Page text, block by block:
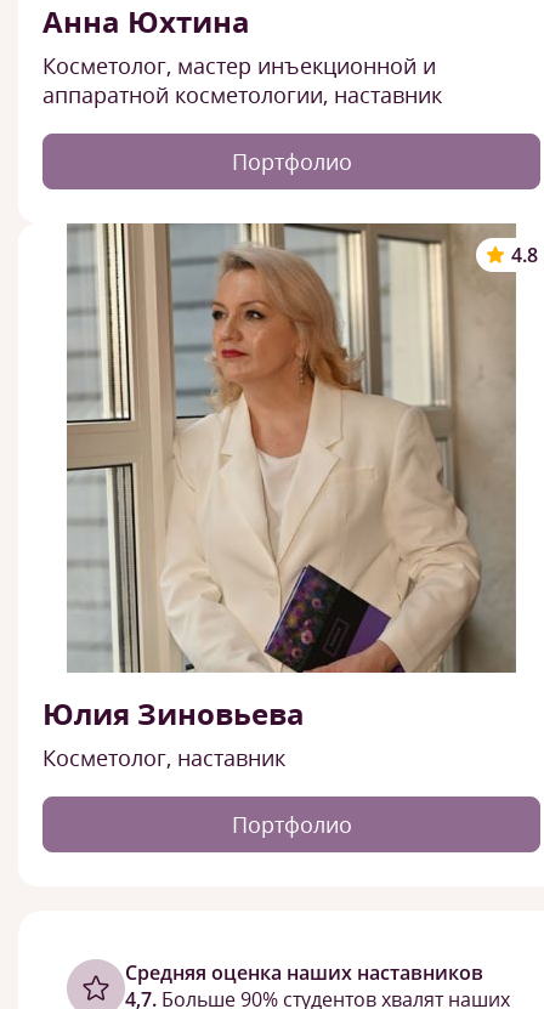
Анна Юхтина
Косметолог, мастер инъекционной и
аппаратной косметологии, наставник
Портфолио
4.8
Юлия Зиновьева
Косметолог, наставник
Портфолио
Cредняя оценка наших наставников
4,7. Больше 90% студентов хвалят наших